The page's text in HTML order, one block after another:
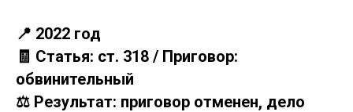
📍 2022 год
🧾 Статья: ст. 318 / Приговор:
обвинительный
⚖️ Результат: приговор отменен, дело